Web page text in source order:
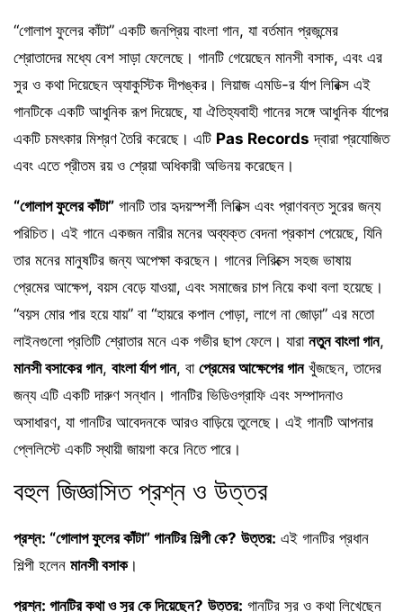
“গোলাপ ফুলের কাঁটা” একটি জনপ্রিয় বাংলা গান, যা বর্তমান প্রজন্মের
শ্রোতাদের মধ্যে বেশ সাড়া ফেলেছে। গানটি গেয়েছেন মানসী বসাক, এবং এর
সুর ও কথা দিয়েছেন অ্যাকুস্টিক দীপঙ্কর। লিয়াজ এমডি-র র্যাপ লিরিক্স এই
গানটিকে একটি আধুনিক রূপ দিয়েছে, যা ঐতিহ্যবাহী গানের সঙ্গে আধুনিক র্যাপের
একটি চমৎকার মিশ্রণ তৈরি করেছে। এটি Pas Records দ্বারা প্রযোজিত
এবং এতে প্রীতম রয় ও শ্রেয়া অধিকারী অভিনয় করেছেন।
“গোলাপ ফুলের কাঁটা” গানটি তার হৃদয়স্পর্শী লিরিক্স এবং প্রাণবন্ত সুরের জন্য
পরিচিত। এই গানে একজন নারীর মনের অব্যক্ত বেদনা প্রকাশ পেয়েছে, যিনি
তার মনের মানুষটির জন্য অপেক্ষা করছেন। গানের লিরিক্সে সহজ ভাষায়
প্রেমের আক্ষেপ, বয়স বেড়ে যাওয়া, এবং সমাজের চাপ নিয়ে কথা বলা হয়েছে।
“বয়স মোর পার হয়ে যায়” বা “হায়রে কপাল পোড়া, লাগে না জোড়া” এর মতো
লাইনগুলো প্রতিটি শ্রোতার মনে এক গভীর ছাপ ফেলে। যারা নতুন বাংলা গান,
মানসী বসাকের গান, বাংলা র্যাপ গান, বা প্রেমের আক্ষেপের গানখুঁজছেন, তাদের
জন্য এটি একটি দারুণ সন্ধান। গানটির ভিডিওগ্রাফি এবং সম্পাদনাও
অসাধারণ, যা গানটির আবেদনকে আরও বাড়িয়ে তুলেছে। এই গানটি আপনার
প্লেলিস্টে একটি স্থায়ী জায়গা করে নিতে পারে।
বহুল জিজ্ঞাসিত প্রশ্ন ও উত্তর
প্রশ্ন: “গোলাপ ফুলের কাঁটা” গানটির শিল্পী কে? উত্তর: এই গানটির প্রধান
শিল্পী হলেন মানসী বসাক।
প্রশ্ন: গানটির কথা ও সুর কে দিয়েছেন? উত্তর: গানটির সুর ও কথা লিখেছেন